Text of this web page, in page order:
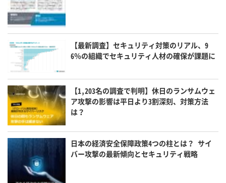
【最新調査】セキュリティ対策のリアル、9
6％の組織でセキュリティ人材の確保が課題に
【1,203名の調査で判明】休日のランサムウェ
ア攻撃の影響は平日より3割深刻、対策方法
は？
日本の経済安全保障政策4つの柱とは？ サイ
バー攻撃の最新傾向とセキュリティ戦略